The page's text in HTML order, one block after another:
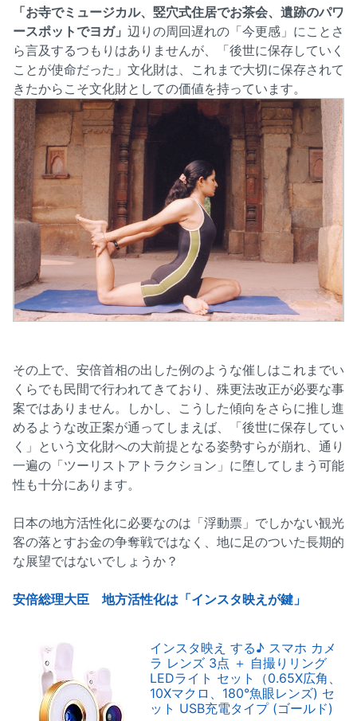
「お寺でミュージカル、竪穴式住居でお茶会、遺跡のパワ
ースポットでヨガ」 辺りの周回遅れの「今更感」にことさ
ら言及するつもりはありませんが、「後世に保存していく
ことが使命だった」文化財は、これまで大切に保存されて
きたからこそ文化財としての価値を持っています。
その上で、安倍首相の出した例のような催しはこれまでい
くらでも民間で行われてきており、殊更法改正が必要な事
案ではありません。しかし、こうした傾向をさらに推し進
めるような改正案が通ってしまえば、「後世に保存してい
く」という文化財への大前提となる姿勢すらが崩れ、通り
一遍の「ツーリストアトラクション」に堕してしまう可能
性も十分にあります。
日本の地方活性化に必要なのは「浮動票」でしかない観光
客の落とすお金の争奪戦ではなく、地に足のついた長期的
な展望ではないでしょうか？
安倍総理大臣 地方活性化は「インスタ映えが鍵」
インスタ映え する♪ スマホ カメ
ラ レンズ 3点 ＋ 自撮りリング
LEDライト セット（0.65X広角、
10Xマクロ、180°魚眼レンズ) セ
ット USB充電タイプ (ゴールド)